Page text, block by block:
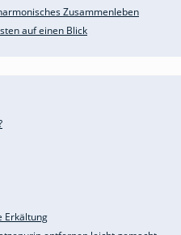
Zusammenleben
auf einen Blick
Erkältung